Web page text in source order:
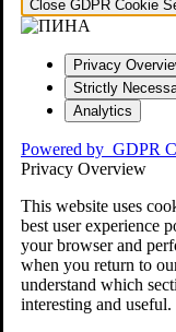
Close GDPR Cookie
Privacy
Strictly
Analytics
Powered by GDPR
Privacy Overview
This website uses
best user experience
your browser and
when you return to
understand which
interesting and useful.